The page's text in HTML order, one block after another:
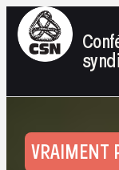
VRAIMENT